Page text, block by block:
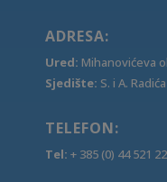
ADRESA:
Ured: Mihanovićeva
Sjedište: S. i A.
TELEFON:
Tel: + 385 (0) 44 521